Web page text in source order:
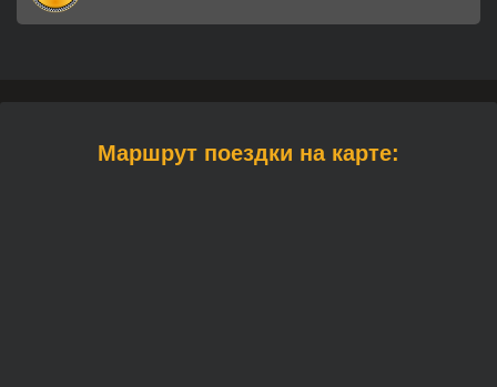
Маршрут поездки на карте: